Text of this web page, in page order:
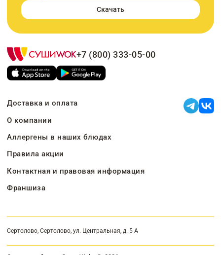
Скачать
+7 (800) 333-05-00
Доставка и оплата
О компании
Аллергены в наших блюдах
Правила акции
Контактная и правовая информация
Франшиза
Сертолово, Сертолово, ул. Центральная, д. 5 А